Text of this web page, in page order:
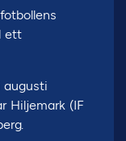
ett
augusti
Hiljemark (IF